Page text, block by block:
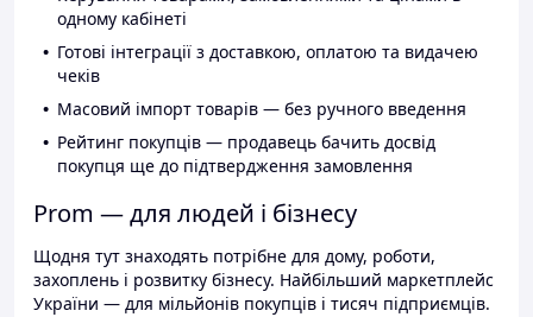
одному кабінеті
Готові інтеграції з доставкою, оплатою та видачею
чеків
Масовий імпорт товарів — без ручного введення
Рейтинг покупців — продавець бачить досвід
покупця ще до підтвердження замовлення
Prom — для людей і бізнесу
Щодня тут знаходять потрібне для дому, роботи,
захоплень і розвитку бізнесу. Найбільший маркетплейс
України — для мільйонів покупців і тисяч підприємців.